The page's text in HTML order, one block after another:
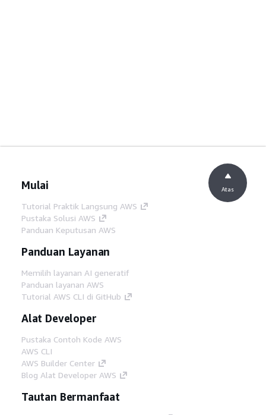
Mulai
Tutorial Praktik Langsung AWS
Pustaka Solusi AWS
Panduan Keputusan AWS
Panduan Layanan
Memilih layanan AI generatif
Panduan layanan AWS
Tutorial AWS CLI di GitHub
Alat Developer
Pustaka Contoh Kode AWS
AWS CLI
AWS Builder Center
Blog Alat Developer AWS
Tautan Bermanfaat
Atas